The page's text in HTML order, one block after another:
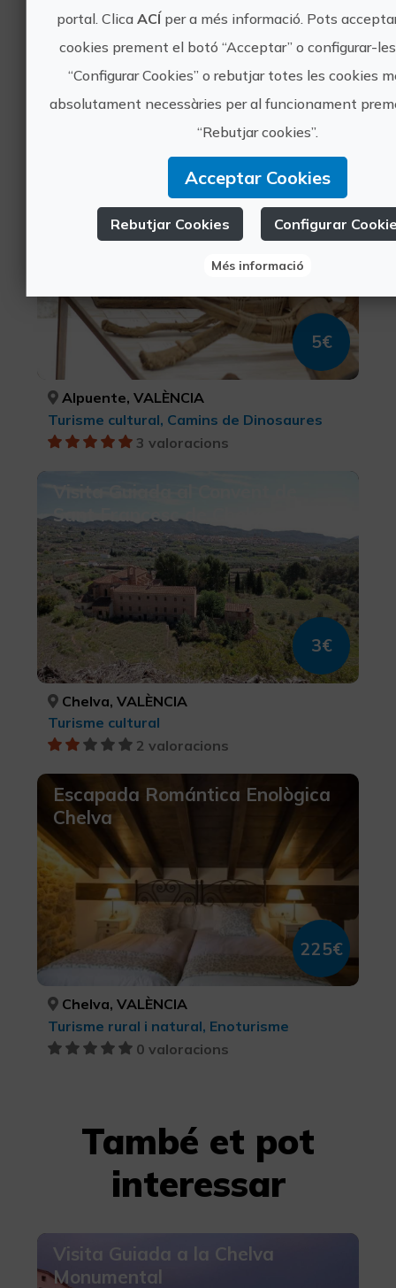
8,5€
Alpuente, VALÈNCIA
Turisme cultural, Camins de Dinosaures
24 valoracions
Alpuente, una vila reial a la
frontera del Regne
5€
Alpuente, VALÈNCIA
Turisme cultural, Camins de Dinosaures
3 valoracions
Sant Francesc de Chelva
3€
Chelva, VALÈNCIA
Turisme cultural
2 valoracions
Escapada Romántica Enològica
Chelva
225€
Chelva, VALÈNCIA
Turisme rural i natural, Enoturisme
0 valoracions
També et pot
interessar
Visita Guiada a la Chelva
Monumental
portal. Clica ACÍper a més informació. Pots
cookies prement el botó “Acceptar” o configurar-
“Configurar Cookies” o rebutjar totes les cookies
absolutament necessàries per al funcionament
“Rebutjar cookies”.
Acceptar Cookies
Rebutjar Cookies Configurar
Més informació